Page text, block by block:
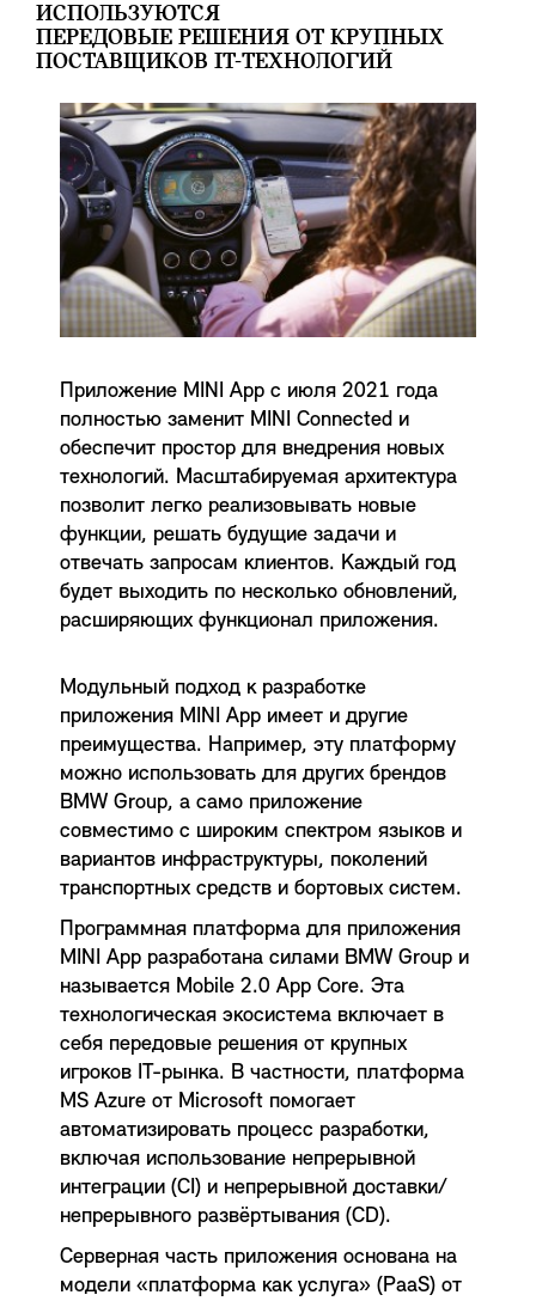
ИСПОЛЬЗУЮТСЯ
ПЕРЕДОВЫЕ РЕШЕНИЯ ОТ КРУПНЫХ
ПОСТАВЩИКОВ IT-ТЕХНОЛОГИЙ
Приложение MINI App с июля 2021 года
полностью заменит MINI Connected и
обеспечит простор для внедрения новых
технологий. Масштабируемая архитектура
позволит легко реализовывать новые
функции, решать будущие задачи и
отвечать запросам клиентов. Каждый год
будет выходить по несколько обновлений,
расширяющих функционал приложения.
Модульный подход к разработке
приложения MINI App имеет и другие
преимущества. Например, эту платформу
можно использовать для других брендов
BMW Group, а само приложение
совместимо с широким спектром языков и
вариантов инфраструктуры, поколений
транспортных средств и бортовых систем.
Программная платформа для приложения
MINI App разработана силами BMW Group и
называется Mobile 2.0 App Core. Эта
технологическая экосистема включает в
себя передовые решения от крупных
игроков IT-рынка. В частности, платформа
MS Azure от Microsoft помогает
автоматизировать процесс разработки,
включая использование непрерывной
интеграции (CI) и непрерывной доставки/
непрерывного развёртывания (CD).
Серверная часть приложения основана на
модели «платформа как услуга» (PaaS) от